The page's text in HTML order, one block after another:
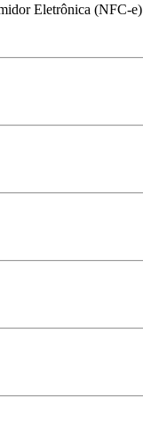
Eletrônica (NFC-e)